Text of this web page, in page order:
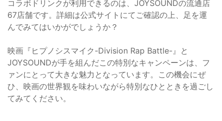
コラボドリンクが利用できるのは、JOYSOUNDの流通店
67店舗です。詳細は公式サイトにてご確認の上、足を運
んでみてはいかがでしょうか？
映画『ヒプノシスマイク-Division Rap Battle-』と
JOYSOUNDが手を組んだこの特別なキャンペーンは、フ
ァンにとって大きな魅力となっています。この機会にぜ
ひ、映画の世界観を味わいながら特別なひとときを過ごし
てみてください。